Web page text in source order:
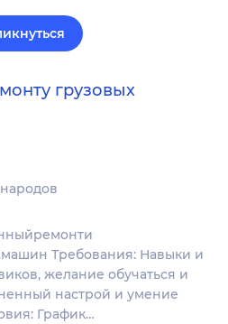
грузовых
Требования: Навыки и
желание обучаться и
настрой и умение
График…